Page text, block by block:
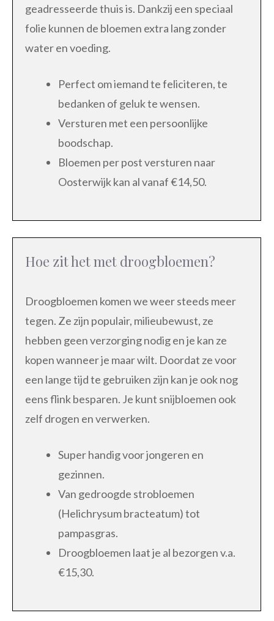
geadresseerde thuis is. Dankzij een speciaal
folie kunnen de bloemen extra lang zonder
water en voeding.
Perfect om iemand te feliciteren, te
bedanken of geluk te wensen.
Versturen met een persoonlijke
boodschap.
Bloemen per post versturen naar
Oosterwijk kan al vanaf €14,50.
Hoe zit het met droogbloemen?
Droogbloemen komen we weer steeds meer
tegen. Ze zijn populair, milieubewust, ze
hebben geen verzorging nodig en je kan ze
kopen wanneer je maar wilt. Doordat ze voor
een lange tijd te gebruiken zijn kan je ook nog
eens flink besparen. Je kunt snijbloemen ook
zelf drogen en verwerken.
Super handig voor jongeren en
gezinnen.
Van gedroogde strobloemen
(Helichrysum bracteatum) tot
pampasgras.
Droogbloemen laat je al bezorgen v.a.
€15,30.